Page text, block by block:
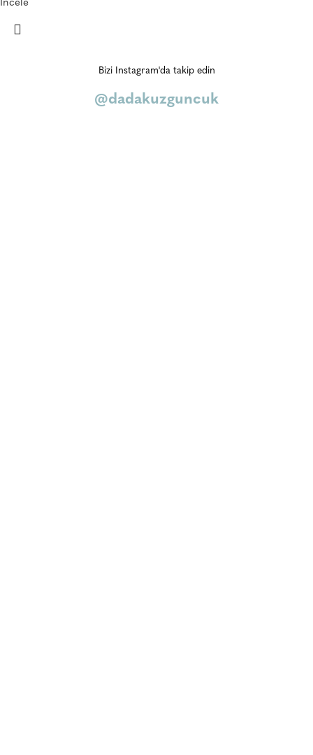
İncele
Bizi Instagram'da takip edin
@dadakuzguncuk